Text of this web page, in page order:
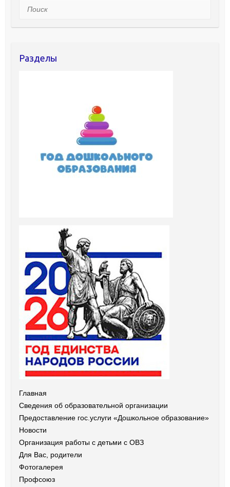
Поиск
Разделы
Главная
Сведения об образовательной организации
Предоставление гос.услуги «Дошкольное образование»
Новости
Организация работы с детьми с ОВЗ
Для Вас, родители
Фотогалерея
Профсоюз